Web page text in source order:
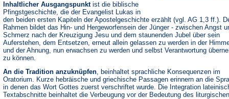
Inhaltlicher Ausgangspunktist die biblische
Pfingstgeschichte, die der Evangelist Lukas in
den beiden ersten Kapiteln der Apostelgeschichte erzählt (vgl. AG 1,3 ff.).
Rahmen bildet das Hin- und Hergeworfensein der Jünger - zwischen Angst
Schmerz nach der Kreuzigung Jesu und dem staunenden Jubel über sein
Auferstehen, dem Entsetzen, erneut allein gelassen zu werden in der
und der Ahnung, nun erwachsen zu werden und selbst Verantwortung
zu können.
An die Tradition anzuknüpfen, beinhaltet sprachliche Konsequenzen im
Oratorium. Kurze hebräische und griechische Passagen erinnern an die
in denen das Wort Gottes zuerst verschriftet wurde. Die Integration
Textabschnitte beinhaltet die Verbeugung vor der Bedeutung des liturgischen